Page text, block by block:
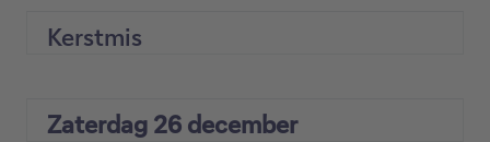
Kerstmis
Zaterdag 26 december